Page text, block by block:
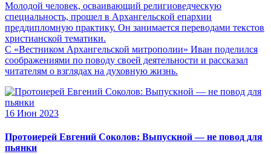
Молодой человек, осваивающий религиоведческую
специальность, прошел в Архангельской епархии
преддипломную практику. Он занимается переводами текстов
христианской тематики.
С «Вестником Архангельской митрополии» Иван поделился
соображениями по поводу своей деятельности и рассказал
читателям о взглядах на духовную жизнь.
16 Июн 2023
Протоиерей Евгений Соколов: Выпускной — не повод для
пьянки